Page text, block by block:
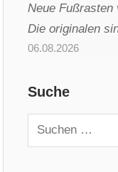
Neue Fußrasten
Die originalen
06.08.2026
Suche
Suchen
nach: